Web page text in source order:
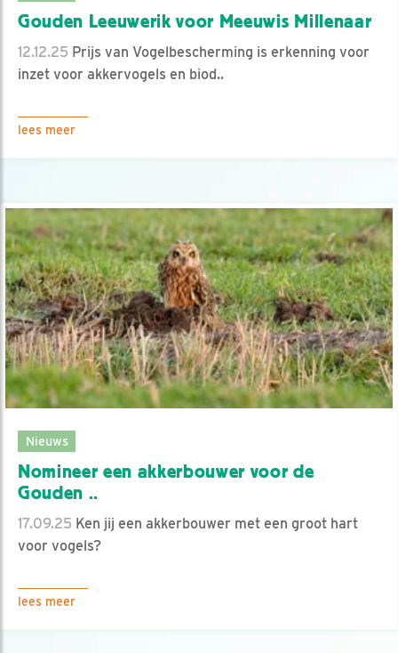
Gouden Leeuwerik voor Meeuwis Millenaar
12.12.25 Prijs van Vogelbescherming is erkenning voor
inzet voor akkervogels en biod..
lees meer
Nieuws
Nomineer een akkerbouwer voor de
Gouden ..
17.09.25 Ken jij een akkerbouwer met een groot hart
voor vogels?
lees meer